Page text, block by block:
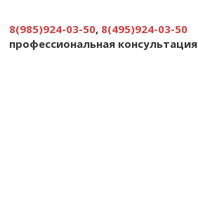
8(985)924-03-50, 8(495)924-03-50
профессиональная консультация